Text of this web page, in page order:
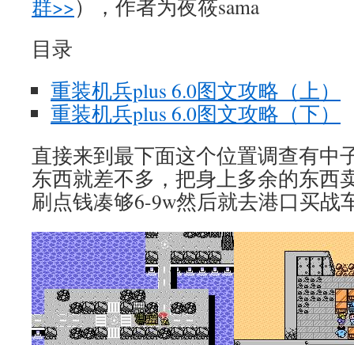
群>>），作者为夜筱sama
目录
重装机兵plus 6.0图文攻略（上）
重装机兵plus 6.0图文攻略（下）
直接来到最下面这个位置调查有中
东西就差不多，把身上多余的东西
刷点钱凑够6-9w然后就去港口买战